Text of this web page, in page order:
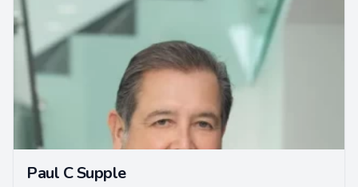
Paul C Supple